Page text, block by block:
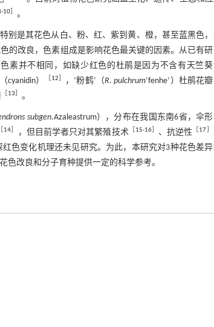
-10 。
别是其花色从白、粉、红、紫到黄、橙，甚至蓝黑色
的改良，色素组成是影响花色最关键的因素。从已有
素并不相同，如缺少红色的杜鹃是因为不含有天竺
cyanidin） 12 ，‘粉鹤’（R. pulchrum‘fenhe’）杜鹃花
13 。
subgen.Azaleastrum），分布在我国东南6省，伞
14 ，但目前学者只对其繁殖技术 15-16］ 、抗逆性 17
色变化机理还未见研究。为此，本研究对3种花色差
改良和分子育种提供一定的科学参考。